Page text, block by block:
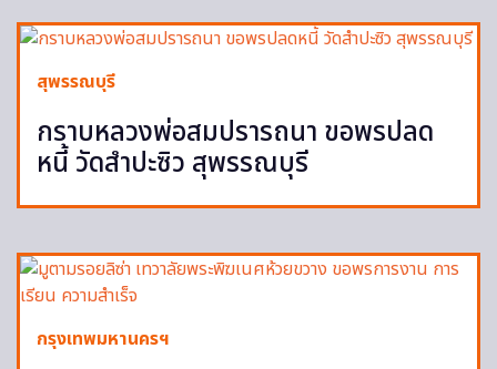
สุพรรณบุรี
กราบหลวงพ่อสมปรารถนา ขอพรปลด
หนี้ วัดสำปะซิว สุพรรณบุรี
กรุงเทพมหานครฯ